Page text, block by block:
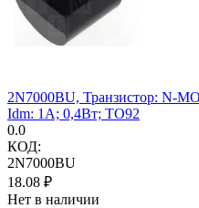
2N7000BU, Транзистор: N-
Idm: 1А; 0,4Вт; TO92
0.0
КОД:
2N7000BU
18.08 ₽
Нет в наличии